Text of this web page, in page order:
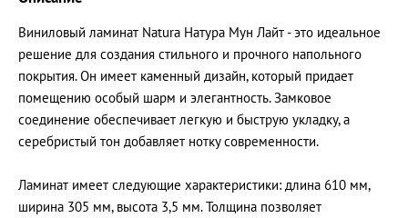
Виниловый ламинат Natura Натура Мун Лайт - это идеальное
решение для создания стильного и прочного напольного
покрытия. Он имеет каменный дизайн, который придает
помещению особый шарм и элегантность. Замковое
соединение обеспечивает легкую и быструю укладку, а
серебристый тон добавляет нотку современности.
Ламинат имеет следующие характеристики: длина 610 мм,
ширина 305 мм, высота 3,5 мм. Толщина позволяет